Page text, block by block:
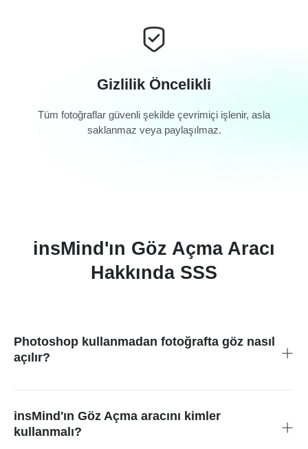
Gizlilik Öncelikli
Tüm fotoğraflar güvenli şekilde çevrimiçi işlenir, asla
saklanmaz veya paylaşılmaz.
insMind'ın Göz Açma Aracı
Hakkında SSS
Photoshop kullanmadan fotoğrafta göz nasıl
açılır?
yok; gözler saniyeler içinde doğal şekilde açılır.
insMind'ın Göz Açma aracını kimler
kullanmalı?